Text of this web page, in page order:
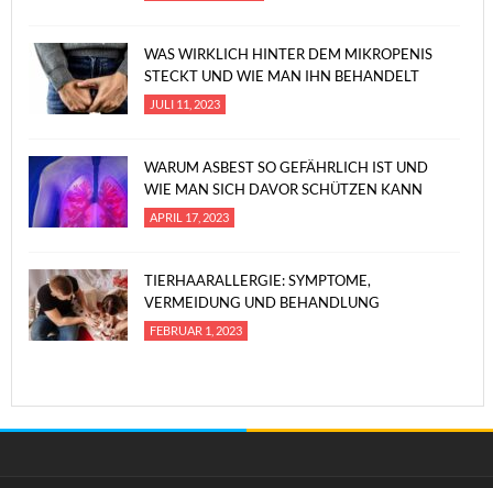
WAS WIRKLICH HINTER DEM MIKROPENIS
STECKT UND WIE MAN IHN BEHANDELT
JULI 11, 2023
WARUM ASBEST SO GEFÄHRLICH IST UND
WIE MAN SICH DAVOR SCHÜTZEN KANN
APRIL 17, 2023
TIERHAARALLERGIE: SYMPTOME,
VERMEIDUNG UND BEHANDLUNG
FEBRUAR 1, 2023